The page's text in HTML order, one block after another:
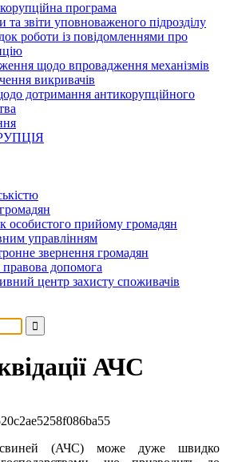
програма
та звіти уповноваженого підрозділу
роботи із повідомленнями про
щодо впровадження механізмів
викривачів
дотримання антикорупційного
особистого прийому громадян
управлінням
звернення громадян
правова допомога
центр захисту споживачів
АЧС
свиней (АЧС) може дуже швидко